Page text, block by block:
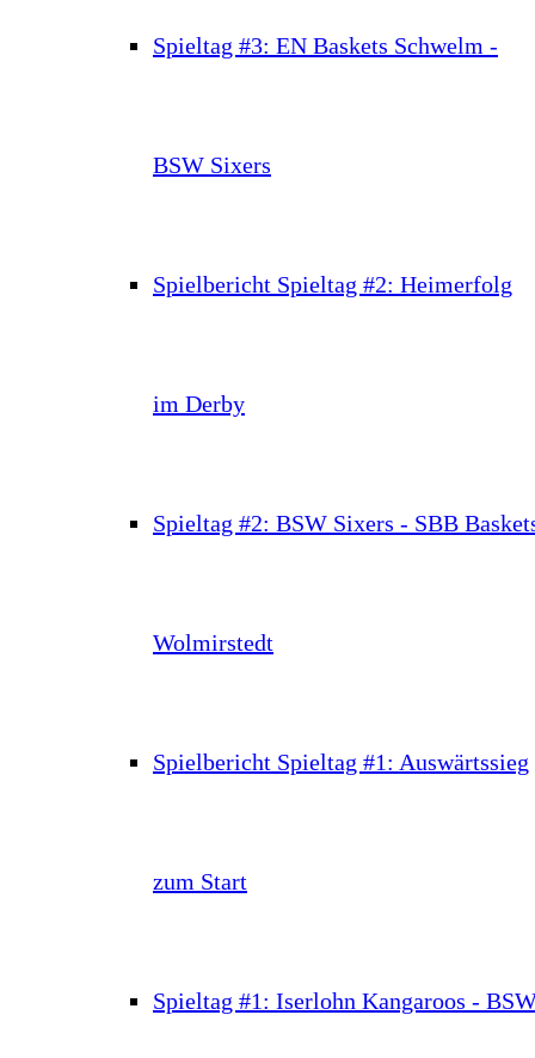
Spieltag #3: EN Baskets Schwelm -
BSW Sixers
Spielbericht Spieltag #2: Heimerfolg
im Derby
Spieltag #2: BSW Sixers - SBB
Wolmirstedt
Spielbericht Spieltag #1: Auswärtssieg
zum Start
Spieltag #1: Iserlohn Kangaroos -